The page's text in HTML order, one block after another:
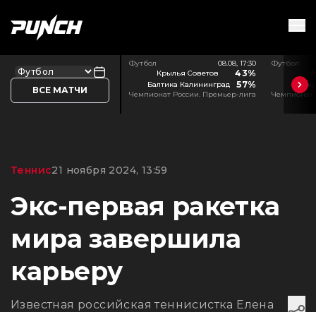
ВСЕ МАТЧИ
Футбол
08.08, 17:30
Крылья Советов
43%
Балтика Калининград 57%
Чемпионат России. Премьер-лига
Футбол
Чемпионат
Теннис21 ноября 2024, 13:59
Экс-первая ракетка
мира завершила
карьеру
Известная российская теннисистка Елена